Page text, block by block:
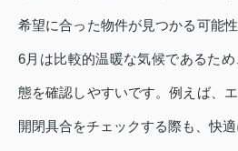
希望に合った物件が見つかる可能
6月は比較的温暖な気候であるた
態を確認しやすいです。例えば、
開閉具合をチェックする際も、快適